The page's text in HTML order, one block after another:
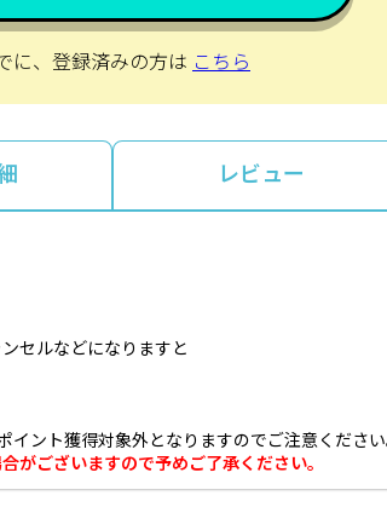
に、登録済みの方は こちら
レビュー
セルなどになりますと
イント獲得対象外となりますのでご注意くださ
がございますので予めご了承ください。